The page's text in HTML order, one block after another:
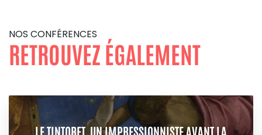
NOS CONFÉRENCES
RETROUVEZ ÉGALEMENT
LE TINTORET, UN IMPRESSIONNISTE AVANT LA